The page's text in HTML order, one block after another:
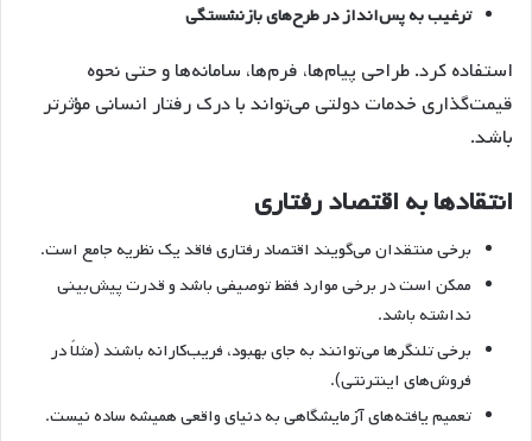
ترغیب به پس‌انداز در طرح‌های بازنشستگی
استفاده کرد. طراحی پیام‌ها، فرم‌ها، سامانه‌ها و حتی نحوه
قیمت‌گذاری خدمات دولتی می‌تواند با درک رفتار انسانی مؤثرتر
باشد.
انتقادها به اقتصاد رفتاری
برخی منتقدان می‌گویند اقتصاد رفتاری فاقد یک نظریه جامع است.
ممکن است در برخی موارد فقط توصیفی باشد و قدرت پیش‌بینی
نداشته باشد.
برخی تلنگرها می‌توانند به جای بهبود، فریب‌کارانه باشند (مثلاً در
فروش‌های اینترنتی).
تعمیم یافته‌های آزمایشگاهی به دنیای واقعی همیشه ساده نیست.